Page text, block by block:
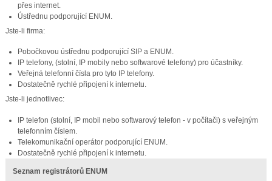
přes internet.
Ústřednu podporující ENUM.
Jste-li firma:
Pobočkovou ústřednu podporující SIP a ENUM.
IP telefony, (stolní, IP mobily nebo softwarové telefony) pro účastníky.
Veřejná telefonní čísla pro tyto IP telefony.
Dostatečně rychlé připojení k internetu.
Jste-li jednotlivec:
IP telefon (stolní, IP mobil nebo softwarový telefon - v počítači) s veřejným
telefonním číslem.
Telekomunikační operátor podporující ENUM.
Dostatečně rychlé připojení k internetu.
Seznam registrátorů ENUM